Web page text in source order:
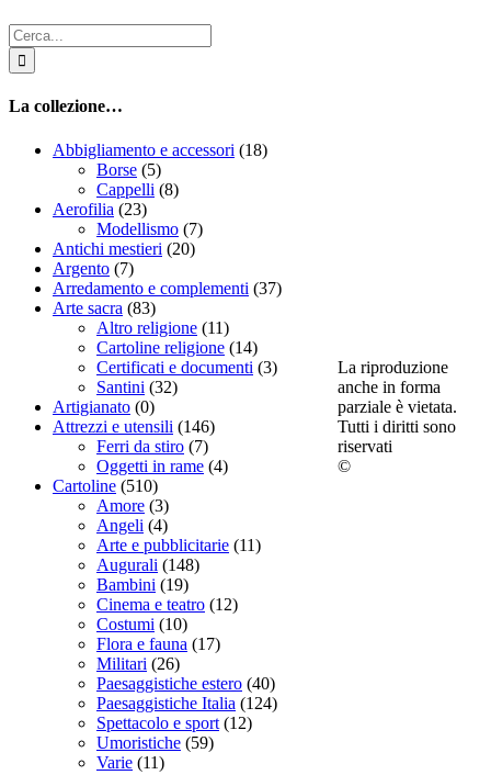
Cerca
per:
La collezione…
Abbigliamento e accessori (18)
Borse (5)
Cappelli (8)
Aerofilia (23)
Modellismo (7)
Antichi mestieri (20)
Argento (7)
Arredamento e complementi (37)
Arte sacra (83)
Altro religione (11)
Cartoline religione (14)
Certificati e documenti (3)
Santini (32)
Artigianato (0)
Attrezzi e utensili (146)
Ferri da stiro (7)
Oggetti in rame (4)
Cartoline (510)
Amore (3)
Angeli (4)
Arte e pubblicitarie (11)
Augurali (148)
Bambini (19)
Cinema e teatro (12)
Costumi (10)
Flora e fauna (17)
Militari (26)
Paesaggistiche estero (40)
Paesaggistiche Italia (124)
Spettacolo e sport (12)
Umoristiche (59)
Varie (11)
La riproduzione
anche in forma
parziale è vietata.
Tutti i diritti sono
riservati
©